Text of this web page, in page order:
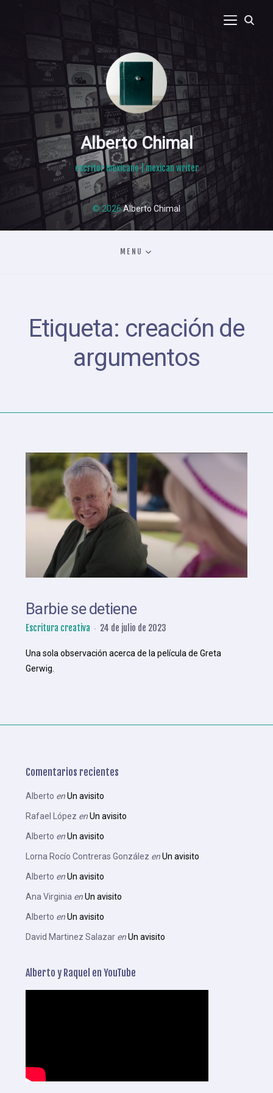
Alberto Chimal
escritor mexicano | mexican writer
© 2026Alberto Chimal
MENU
Etiqueta: creación de
argumentos
Barbie se detiene
Escritura creativa 24 de julio de 2023
Una sola observación acerca de la película de Greta
Gerwig.
Comentarios recientes
Alberto enUn avisito
Rafael López enUn avisito
Alberto enUn avisito
Lorna Rocío Contreras González enUn avisito
Alberto enUn avisito
Ana Virginia enUn avisito
Alberto enUn avisito
David Martinez Salazar enUn avisito
Alberto y Raquel en YouTube